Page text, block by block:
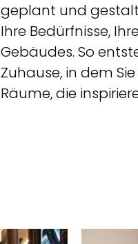
geplant und
Ihre Bedürfnisse,
Gebäudes. So
Zuhause, in dem
Räume, die